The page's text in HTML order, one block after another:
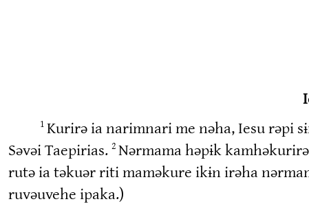
1 Kurirə ia narimnari me nəha, Iesu rəpi
Səvəi Taepirias. 2 Nərmama həpɨk
rutə ia təkuər riti maməkure ikɨn irəha
ruvəuvehe ipaka.)